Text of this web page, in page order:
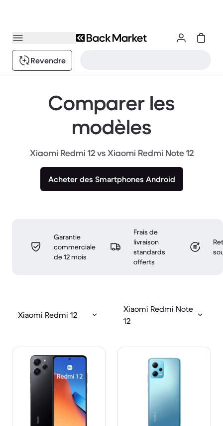
Revendre
Comparer les
modèles
Xiaomi Redmi 12 vs Xiaomi Redmi Note 12
Acheter des Smartphones Android
Garantie
commerciale
de 12 mois
Frais de
livraison
standards
offerts
Xiaomi Redmi 12
Xiaomi Redmi Note
12